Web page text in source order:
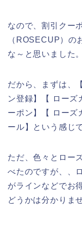
なので、割引クー
（ROSECUP）の
な～と思いました。
だから、まずは、
ン登録】【 ローズ
ーポン】【 ローズ
ール】という感じ
ただ、色々とロー
べたのですが、、
がラインなどでお
どうかは分かりま